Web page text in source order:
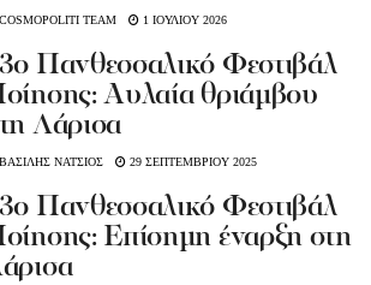
COSMOPOLITI TEAM 1 ΙΟΥΛΙΟΥ 2026
Πανθεσσαλικό Φεστιβάλ
Αυλαία θριάμβου
Λάρισα
ΒΑΣΙΛΗΣ ΝΑΤΣΙΟΣ 29 ΣΕΠΤΕΜΒΡΙΟΥ 2025
Πανθεσσαλικό Φεστιβάλ
Επίσημη έναρξη στη